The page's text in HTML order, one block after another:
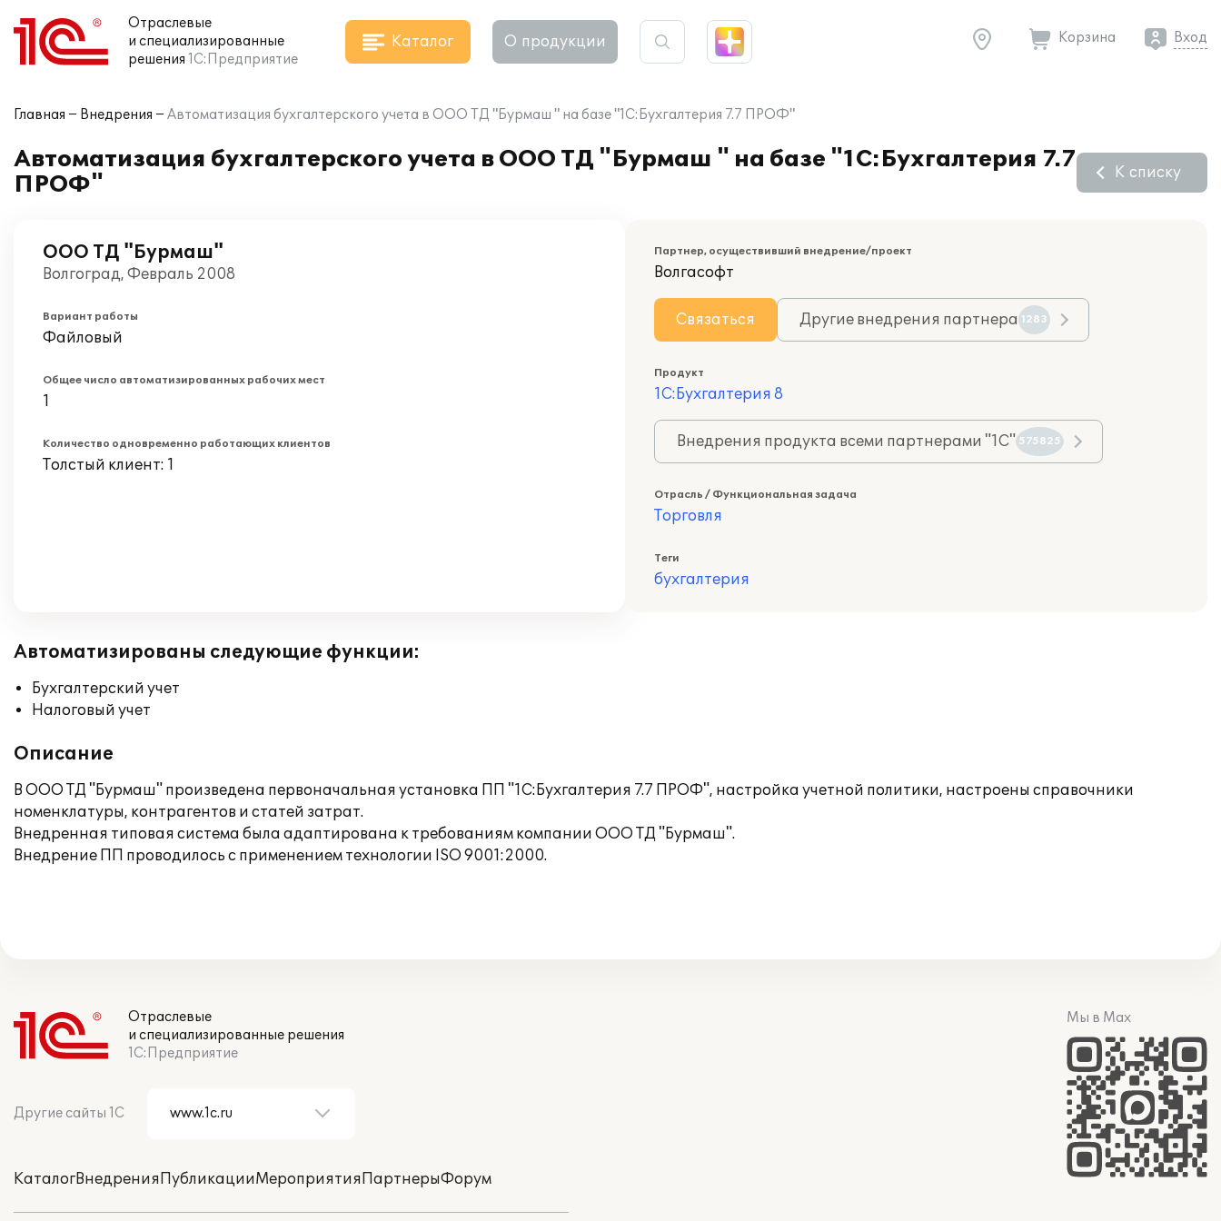
Отраслевые
и специализированные
решения 1С:Предприятие
Каталог О продукции Корзина Вход
Главная Внедрения Автоматизация бухгалтерского учета в ООО ТД "Бурмаш " на базе "1С:Бухгалтерия 7.7 ПРОФ"
Автоматизация бухгалтерского учета в ООО ТД "Бурмаш " на базе "1С:Бухгалтерия 7.7
ПРОФ"
К списку
ООО ТД "Бурмаш"
Волгоград, Февраль 2008
Вариант работы
Файловый
Общее число автоматизированных рабочих мест
1
Количество одновременно работающих клиентов
Толстый клиент: 1
Партнер, осуществивший внедрение/проект
Волгасофт
Связаться Другие внедрения партнера 1283
Продукт
1С:Бухгалтерия 8
Внедрения продукта всеми партнерами "1С" 575825
Отрасль / Функциональная задача
Торговля
Теги
бухгалтерия
Автоматизированы следующие функции:
Бухгалтерский учет
Налоговый учет
Описание
В ООО ТД "Бурмаш" произведена первоначальная установка ПП "1С:Бухгалтерия 7.7 ПРОФ", настройка учетной политики, настроены справочники
номенклатуры, контрагентов и статей затрат.
Внедренная типовая система была адаптирована к требованиям компании ООО ТД "Бурмаш".
Внедрение ПП проводилось с применением технологии ISO 9001:2000.
Отраслевые
и специализированные решения
1С:Предприятие
Другие сайты 1С
КаталогВнедренияПубликацииМероприятияПартнерыФорум
Мы в Max